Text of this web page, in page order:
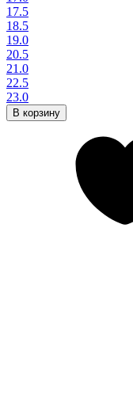
17.5
18.5
19.0
20.5
21.0
22.5
23.0
В корзину